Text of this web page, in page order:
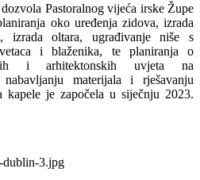
Pastoralnog vijeća irske Župe
oko uređenja zidova, izrada
izrada oltara, ugrađivanje niše s
i blaženika, te planiranja o
i arhitektonskih uvjeta na
materijala i rješavanju
kapele je započela u siječnju 2023.